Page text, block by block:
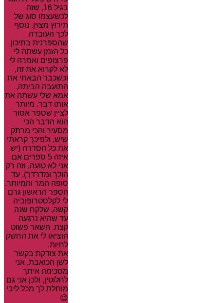
בגיל 16, שזה
לכשעצמו סוג של
תירוץ מצוין. נוסף
לכך העובדה
שהספרנית בתיכון
כל הזמן עשתה לי
פרצופים ואמרה לי
לא לקרוא את זה,
וכשכבר הבאתי את
התועבה הביתה,
אמא שלי עשתה את
אותו דבר. מיותר
לציין שספר אסור
הוא הדבר הכי
מסעיר והכי מרתק
שיש, ולפיכך קראתי
את כל הסדרה (יש
איזה 5 ספרים אם
אני לא טועה, וזה רק
הולך ומדרדר), עד
סופה המר והמיותר.
הספר הראשון גרם
לי לקלסטרופוביה
קשה, שלקח שנה
עד שהיא נרגעה
קצת. השאר פשוט
הוציאו לי את החשק
לחיות.
את צודקת בקשר
לשן הכואבת, אני
מסכימה איתך
לחלוטין, ולכן אני גם
מוחלת לך מכל ליבי
😉